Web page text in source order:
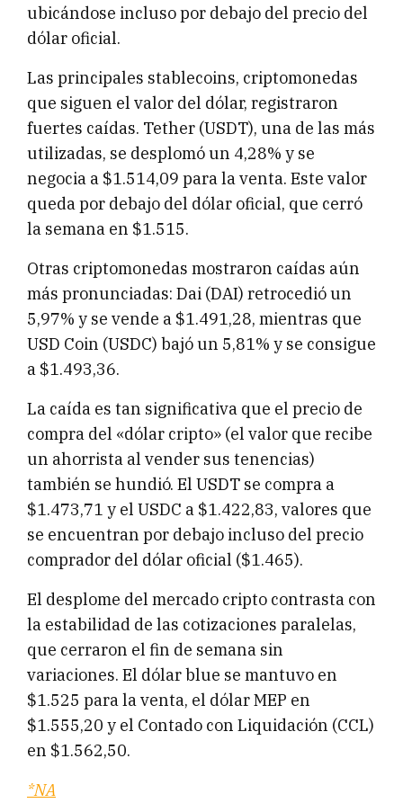
ubicándose incluso por debajo del precio del
dólar oficial.
Las principales stablecoins, criptomonedas
que siguen el valor del dólar, registraron
fuertes caídas. Tether (USDT), una de las más
utilizadas, se desplomó un 4,28% y se
negocia a $1.514,09 para la venta. Este valor
queda por debajo del dólar oficial, que cerró
la semana en $1.515.
Otras criptomonedas mostraron caídas aún
más pronunciadas: Dai (DAI) retrocedió un
5,97% y se vende a $1.491,28, mientras que
USD Coin (USDC) bajó un 5,81% y se consigue
a $1.493,36.
La caída es tan significativa que el precio de
compra del «dólar cripto» (el valor que recibe
un ahorrista al vender sus tenencias)
también se hundió. El USDT se compra a
$1.473,71 y el USDC a $1.422,83, valores que
se encuentran por debajo incluso del precio
comprador del dólar oficial ($1.465).
El desplome del mercado cripto contrasta con
la estabilidad de las cotizaciones paralelas,
que cerraron el fin de semana sin
variaciones. El dólar blue se mantuvo en
$1.525 para la venta, el dólar MEP en
$1.555,20 y el Contado con Liquidación (CCL)
en $1.562,50.
*NA